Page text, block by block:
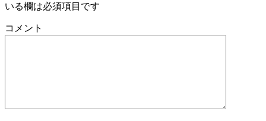
いる欄は必須項目です
コメント